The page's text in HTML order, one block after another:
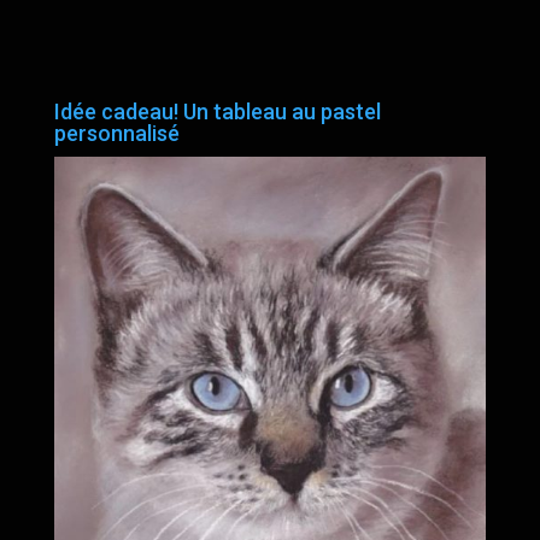
Idée cadeau! Un tableau au pastel
personnalisé